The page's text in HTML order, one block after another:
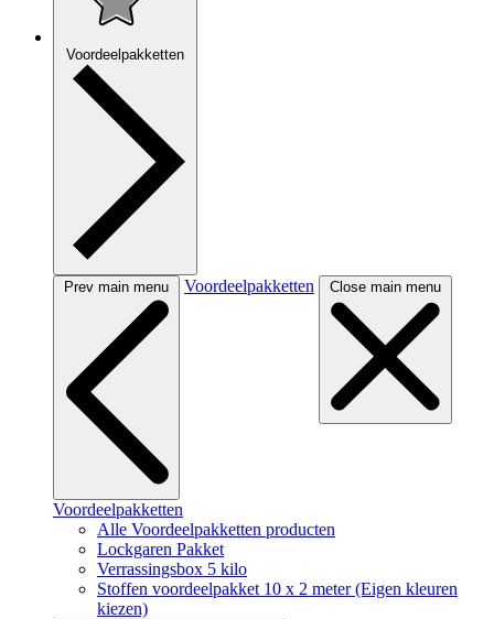
Voordeelpakketten
Prev main menu Voordeelpakketten Close main menu
Voordeelpakketten
Alle Voordeelpakketten producten
Lockgaren Pakket
Verrassingsbox 5 kilo
Stoffen voordeelpakket 10 x 2 meter (Eigen kleuren
kiezen)